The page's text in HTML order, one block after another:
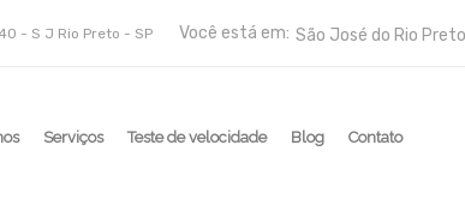
- S J Rio Preto - SP Você está em: São José do Rio
Serviços Teste de velocidade Blog Contato